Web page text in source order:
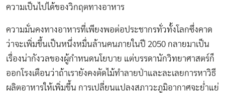
ความเป็นไปได้ของวิกฤตทางอาหาร
ความมั่นคงทางอาหารที่เพียงพอต่อประชากรทั่วทั้งโลกซึ่งคาด
ว่าจะเพิ่มขึ้นเป็นหนึ่งหมื่นล้านคนภายในปี 2050 กลายมาเป็น
เรื่องน่ากังวลของผู้กำหนดนโยบาย แต่บรรดานักวิทยาศาสตร์ก็
ออกโรงเตือนว่าถ้าเรายังคงตัดไม้ทำลายป่าและละเลยการหาวิธี
ผลิตอาหารให้เพิ่มขึ้น การเปลี่ยนแปลงสภาวะภูมิอากาศจะย่ำแย่